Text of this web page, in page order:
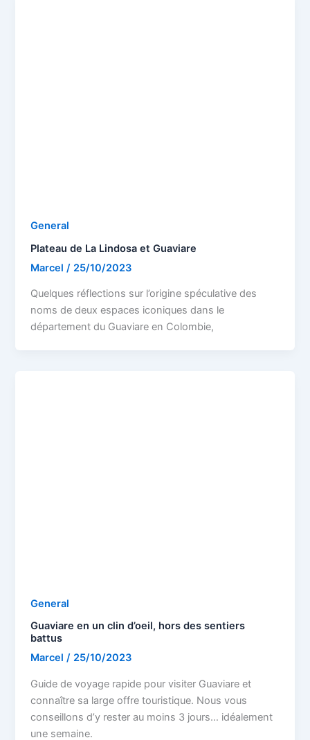
General
Plateau de La Lindosa et Guaviare
Marcel/ 25/10/2023
Quelques réflections sur l’origine spéculative des
noms de deux espaces iconiques dans le
département du Guaviare en Colombie,
General
Guaviare en un clin d’oeil, hors des sentiers
battus
Marcel/ 25/10/2023
Guide de voyage rapide pour visiter Guaviare et
connaître sa large offre touristique. Nous vous
conseillons d’y rester au moins 3 jours… idéalement
une semaine.